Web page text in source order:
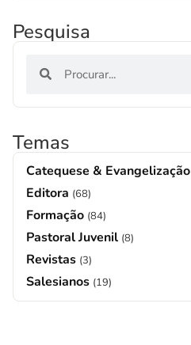
Pesquisa
Temas
Catequese & Evangelização
Editora (68)
Formação (84)
Pastoral Juvenil (8)
Revistas (3)
Salesianos (19)